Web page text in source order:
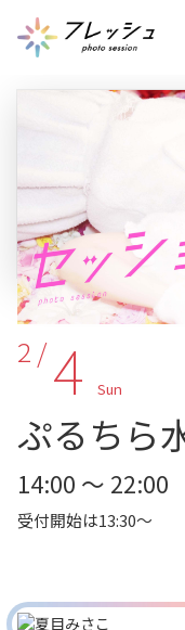
2 /4 Sun
ぷるちら
14:00 ～ 22:00
受付開始は13:30～